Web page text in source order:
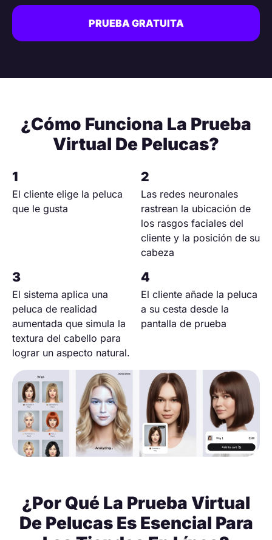
PRUEBA GRATUITA
¿Cómo Funciona La Prueba
Virtual De Pelucas?
El cliente elige la peluca
que le gusta
Las redes neuronales
rastrean la ubicación de
los rasgos faciales del
cliente y la posición de su
cabeza
El sistema aplica una
peluca de realidad
aumentada que simula la
textura del cabello para
lograr un aspecto natural.
El cliente añade la peluca
a su cesta desde la
pantalla de prueba
¿Por Qué La Prueba Virtual
De Pelucas Es Esencial Para